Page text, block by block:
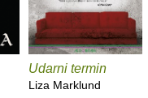
Udarni termin
Liza Marklund